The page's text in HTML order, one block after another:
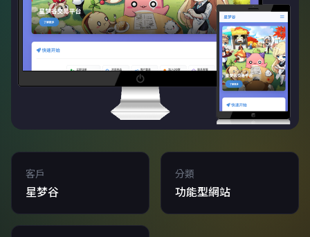
客戶
星梦谷
分類
功能型網站